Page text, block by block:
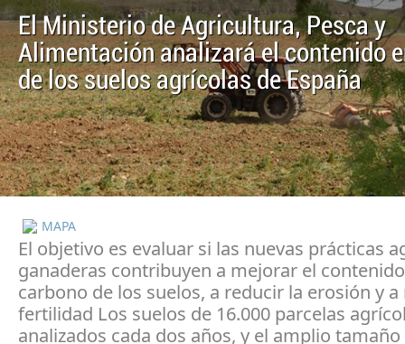
El Ministerio de Agricultura, Pesca y
Alimentación analizará el contenido
de los suelos agrícolas de España
MAPA
El objetivo es evaluar si las nuevas prácticas
ganaderas contribuyen a mejorar el
carbono de los suelos, a reducir la erosión y
fertilidad Los suelos de 16.000 parcelas
analizados cada dos años, y el amplio